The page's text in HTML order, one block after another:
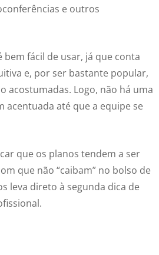
e outros
bem fácil de usar, já que conta
e, por ser bastante popular,
acostumadas. Logo, não há uma
acentuada até que a equipe se
que os planos tendem a ser
que não “caibam” no bolso de
leva direto à segunda dica de